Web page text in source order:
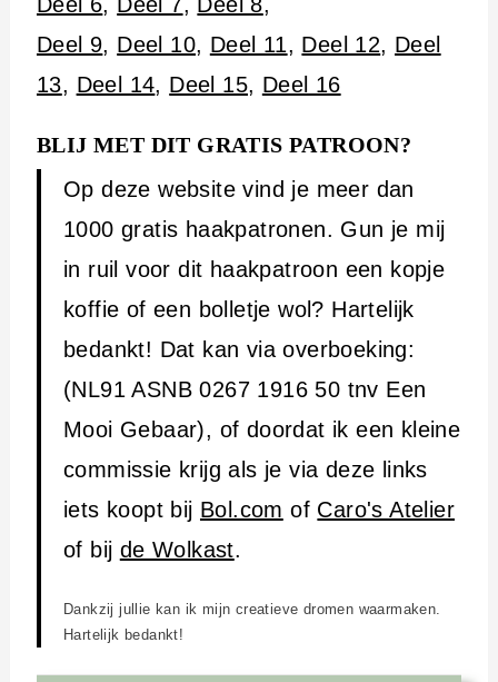
Deel 9, Deel 10, Deel 11, Deel 12, Deel
13, Deel 14, Deel 15, Deel 16
BLIJ MET DIT GRATIS PATROON?
Op deze website vind je meer dan
1000 gratis haakpatronen. Gun je mij
in ruil voor dit haakpatroon een kopje
koffie of een bolletje wol? Hartelijk
bedankt! Dat kan via overboeking:
(NL91 ASNB 0267 1916 50 tnv Een
Mooi Gebaar), of doordat ik een kleine
commissie krijg als je via deze links
iets koopt bij Bol.com of Caro's Atelier
of bij de Wolkast.
Dankzij jullie kan ik mijn creatieve dromen waarmaken.
Hartelijk bedankt!